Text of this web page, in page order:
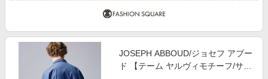
JOSEPH ABBOUD/ジョセフ アブー
ド 【テーム ヤルヴィモチーフ/サス